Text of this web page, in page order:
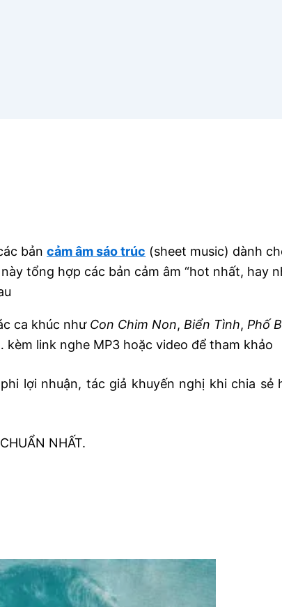
bản cảm âm sáo trúc (sheet music) dành
tổng hợp các bản cảm âm “hot nhất, hay
ca khúc như Con Chim Non, Biển Tình, Phố
kèm link nghe MP3 hoặc video để tham khảo
lợi nhuận, tác giả khuyến nghị khi chia sẻ
NHẤT.